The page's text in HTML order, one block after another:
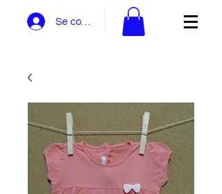
Se connecter